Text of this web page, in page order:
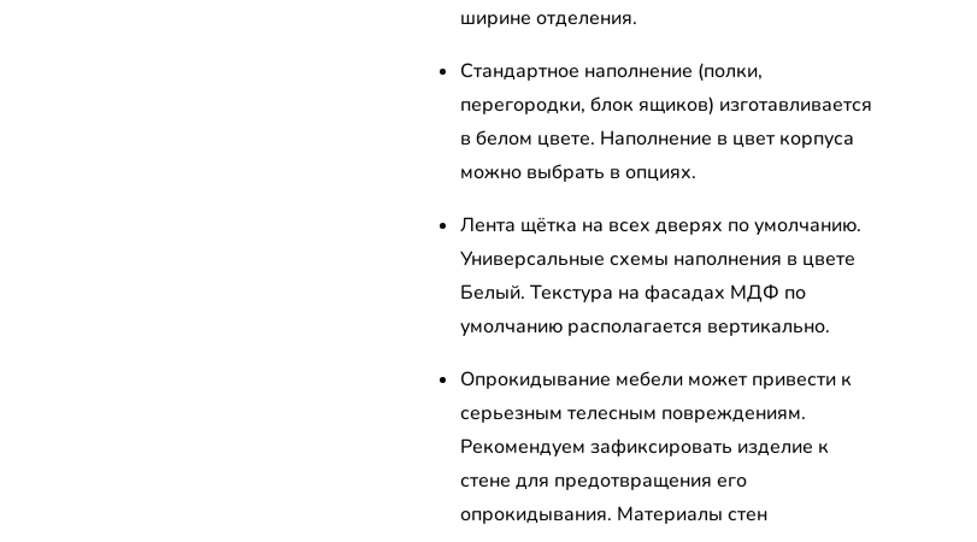
ширине отделения.
Стандартное наполнение (полки,
перегородки, блок ящиков) изготавливается
в белом цвете. Наполнение в цвет корпуса
можно выбрать в опциях.
Лента щётка на всех дверях по умолчанию.
Универсальные схемы наполнения в цвете
Белый. Текстура на фасадах МДФ по
умолчанию располагается вертикально.
Опрокидывание мебели может привести к
серьезным телесным повреждениям.
Рекомендуем зафиксировать изделие к
стене для предотвращения его
опрокидывания. Материалы стен